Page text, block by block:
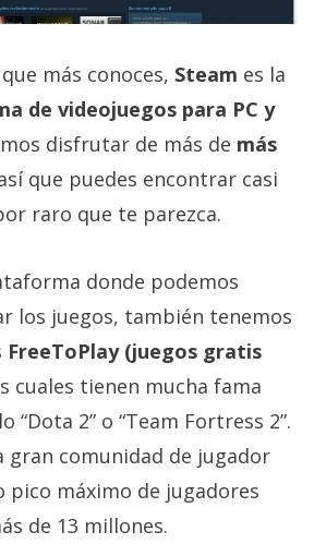
más conoces, Steam es la
de videojuegos para PC y
disfrutar de más de más
que puedes encontrar casi
raro que te parezca.
donde podemos
los juegos, también tenemos
FreeToPlay (juegos gratis
cuales tienen mucha fama
“Dota 2” o “Team Fortress 2”.
gran comunidad de jugador
pico máximo de jugadores
de 13 millones.